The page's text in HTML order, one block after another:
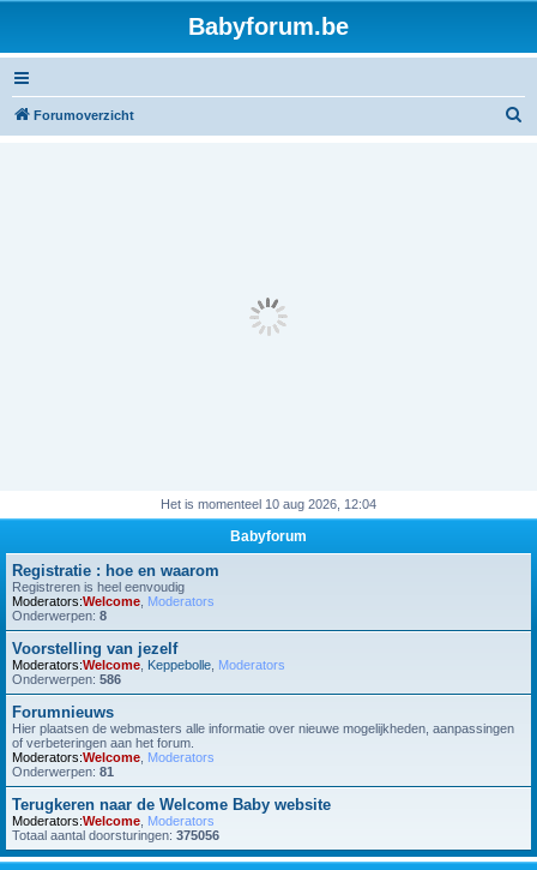
Babyforum.be
Forumoverzicht
Het is momenteel 10 aug 2026, 12:04
Babyforum
Registratie : hoe en waarom
Registreren is heel eenvoudig
Moderators:Welcome Moderators
Onderwerpen: 8
Voorstelling van jezelf
Moderators:Welcome Keppebolle Moderators
Onderwerpen: 586
Forumnieuws
Hier plaatsen de webmasters alle informatie over nieuwe mogelijkheden, aanpassingen
of verbeteringen aan het forum.
Moderators:Welcome Moderators
Onderwerpen: 81
Terugkeren naar de Welcome Baby website
Moderators:Welcome Moderators
Totaal aantal doorsturingen: 375056